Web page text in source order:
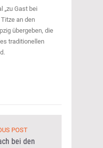
„zu Gast bei
an den
übergeben, die
traditionellen
POST
bei den